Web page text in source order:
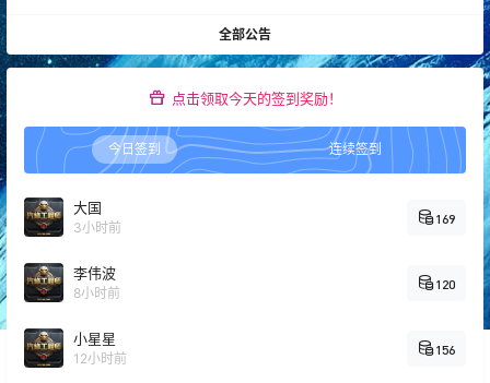
全部公告
点击领取今天的签到奖励！
今日签到 连续签到
大国
3小时前
169
李伟波
8小时前
120
小星星
12小时前
156